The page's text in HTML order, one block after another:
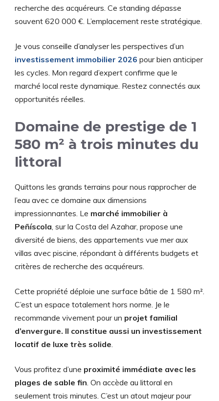
recherche des acquéreurs. Ce standing dépasse
souvent 620 000 €. L’emplacement reste stratégique.
Je vous conseille d’analyser les perspectives d’un
investissement immobilier 2026 pour bien anticiper
les cycles. Mon regard d’expert confirme que le
marché local reste dynamique. Restez connectés aux
opportunités réelles.
Domaine de prestige de 1
580 m² à trois minutes du
littoral
Quittons les grands terrains pour nous rapprocher de
l’eau avec ce domaine aux dimensions
impressionnantes. Le marché immobilier à
Peñíscola, sur la Costa del Azahar, propose une
diversité de biens, des appartements vue mer aux
villas avec piscine, répondant à différents budgets et
critères de recherche des acquéreurs.
Cette propriété déploie une surface bâtie de 1 580 m².
C’est un espace totalement hors norme. Je le
recommande vivement pour un projet familial
d’envergure. Il constitue aussi un investissement
locatif de luxe très solide.
Vous profitez d’une proximité immédiate avec les
plages de sable fin. On accède au littoral en
seulement trois minutes. C’est un atout majeur pour